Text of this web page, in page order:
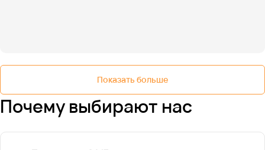
Показать больше
Почему выбирают нас